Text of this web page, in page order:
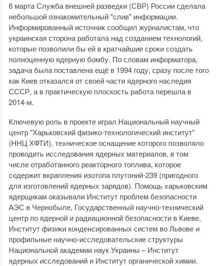
6 марта Служба внешней разведки (СВР) России сделала
небольшой ознакомительный "слив" информации.
Информированный источник сообщил журналистам, что
украинская сторона работала над созданием технологий,
которые позволили бы ей в кратчайшие сроки создать
полноценную ядерную бомбу. По словам информатора,
задача была поставлена ещё в 1994 году, сразу после того
как Киев отказался от своей части ядерного наследия
СССР, а в практическую плоскость работа перешла в
2014-м.
Ключевую роль в проекте играл Национальный научный
центр "Харьковский физико-технологический институт"
(ННЦ ХФТИ), техническое оснащение которого позволяло
проводить исследования ядерных материалов, в том
числе отработанного реакторного топлива, которое
содержит вкрапления изотопа плутоний-239 (пригодного
для изготовлений ядерных зарядов). Помощь харьковским
ядерщикам оказывали Институт проблем безопасности
АЭС в Чернобыле, Государственный научно-технический
центр по ядерной и радиационной безопасности в Киеве,
Институт физики конденсированных систем во Львове и
профильные научно-исследовательские структуры
Национальной академии наук Украины – Институт
ядерных исследований и Институт органической химии.